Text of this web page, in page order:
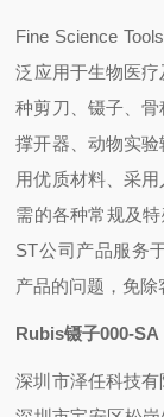
Fine Science
泛应用于生物医
种剪刀、镊子、骨
撑开器、动物实
用优质材料、采
需的各种常规及
ST公司产品服务
产品的问题，免除
Rubis镊子000-SA
深圳市泽任科技